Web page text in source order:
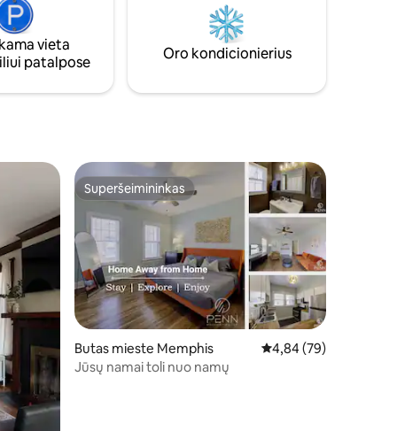
viena
viešnagė yra labai arti pagrindinių
lankytinų vietų, nemokama automobilių
stovėjimo aikštelė ir belaidis internetas,
žada patogumą ir žavesį.
vieta
patalpose
Oro kondicionierius
Superšeimininkas
Superšeimininkas
Butas mieste Memphis Vidutinis įvertinimas:
4,84 (79)
Jūsų namai toli nuo namų